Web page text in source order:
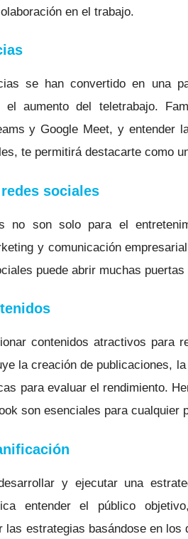
en el trabajo.
se han convertido en una
el aumento del teletrabajo.
y Google Meet, y entender
te permitirá destacarte como
sociales
no son solo para el
y comunicación
puede abrir muchas
contenidos atractivos para
la creación de publicaciones,
para evaluar el rendimiento.
son esenciales para cualquier
y ejecutar una
entender el público
las estrategias basándose en los